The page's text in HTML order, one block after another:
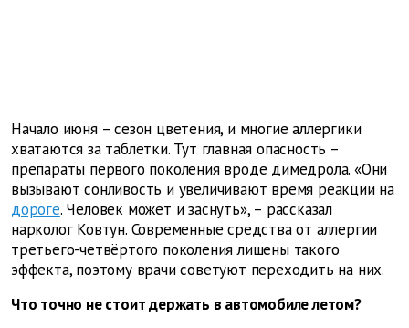
Начало июня – сезон цветения, и многие аллергики
хватаются за таблетки. Тут главная опасность –
препараты первого поколения вроде димедрола. «Они
вызывают сонливость и увеличивают время реакции на
дороге. Человек может и заснуть», – рассказал
нарколог Ковтун. Современные средства от аллергии
третьего-четвёртого поколения лишены такого
эффекта, поэтому врачи советуют переходить на них.
Что точно не стоит держать в автомобиле летом?